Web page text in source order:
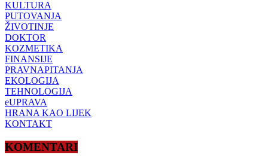
KULTURA
PUTOVANJA
ŽIVOTINJE
DOKTOR
KOZMETIKA
FINANSIJE
PRAVNAPITANJA
EKOLOGIJA
TEHNOLOGIJA
eUPRAVA
HRANA KAO LIJEK
KONTAKT
KOMENTARI